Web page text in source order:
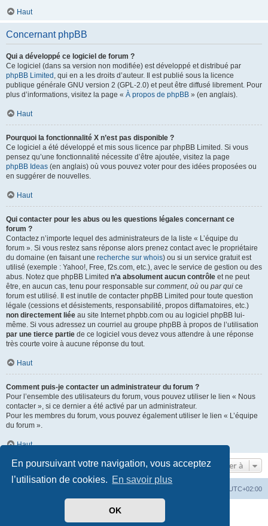
En poursuivant votre navigation, vous acceptez
l’utilisation de cookies. En savoir plus
OK
Haut
Concernant phpBB
Qui a développé ce logiciel de forum ?
Ce logiciel (dans sa version non modifiée) est développé et distribué par
phpBB Limited , qui en a les droits d’auteur. Il est publié sous la licence
publique générale GNU version 2 (GPL-2.0) et peut être diffusé librement. Pour
plus d’informations, visitez la page « À propos de phpBB » (en anglais).
Haut
Pourquoi la fonctionnalité X n’est pas disponible ?
Ce logiciel a été développé et mis sous licence par phpBB Limited. Si vous
pensez qu’une fonctionnalité nécessite d’être ajoutée, visitez la page
phpBB Ideas (en anglais) où vous pouvez voter pour des idées proposées ou
en suggérer de nouvelles.
Haut
Qui contacter pour les abus ou les questions légales concernant ce
forum ?
Contactez n’importe lequel des administrateurs de la liste « L’équipe du
forum ». Si vous restez sans réponse alors prenez contact avec le propriétaire
du domaine (en faisant une recherche sur whois) ou si un service gratuit est
utilisé (exemple : Yahoo!, Free, f2s.com, etc.), avec le service de gestion ou des
abus. Notez que phpBB Limited n’a absolument aucun contrôle et ne peut
être, en aucun cas, tenu pour responsable sur comment, où ou par qui ce
forum est utilisé. Il est inutile de contacter phpBB Limited pour toute question
légale (cessions et désistements, responsabilité, propos diffamatoires, etc.)
non directement liée au site Internet phpbb.com ou au logiciel phpBB lui-
même. Si vous adressez un courriel au groupe phpBB à propos de l’utilisation
par une tierce partie de ce logiciel vous devez vous attendre à une réponse
très courte voire à aucune réponse du tout.
Haut
Comment puis-je contacter un administrateur du forum ?
Pour l’ensemble des utilisateurs du forum, vous pouvez utiliser le lien « Nous
contacter », si ce dernier a été activé par un administrateur.
Pour les membres du forum, vous pouvez également utiliser le lien « L’équipe
du forum ».
Haut
Aller à
UTC+02:00
phpBB ® Forum Software © phpBB Limited
phpBB-fr.com